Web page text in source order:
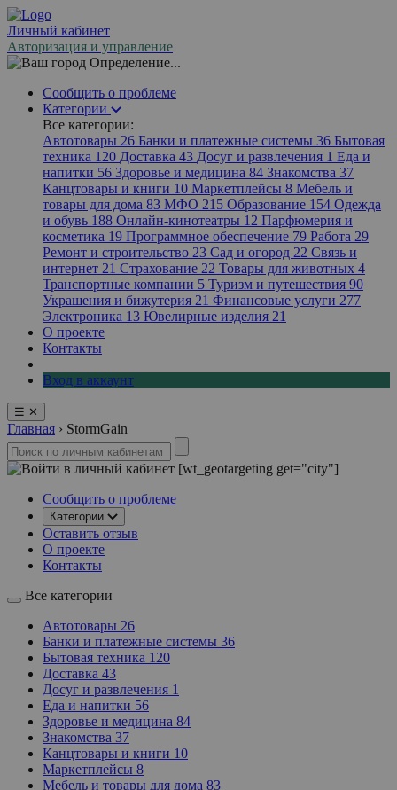
Личный кабинет
Авторизация и управление
Определение...
Сообщить о проблеме
Категории
Все категории:
Автотовары 26 Банки и платежные системы 36 Бытовая
техника 120 Доставка 43 Досуг и развлечения 1 Еда и
напитки 56 Здоровье и медицина 84 Знакомства 37
Канцтовары и книги 10 Маркетплейсы 8 Мебель и
товары для дома 83 МФО 215 Образование 154 Одежда
и обувь 188 Онлайн-кинотеатры 12 Парфюмерия и
косметика 19 Программное обеспечение 79 Работа 29
Ремонт и строительство 23 Сад и огород 22 Связь и
интернет 21 Страхование 22 Товары для животных 4
Транспортные компании 5 Туризм и путешествия 90
Украшения и бижутерия 21 Финансовые услуги 277
Электроника 13 Ювелирные изделия 21
О проекте
Контакты
Вход в аккаунт
☰ ✕
Главная › StormGain
[wt_geotargeting get="city"]
Сообщить о проблеме
Категории
Оставить отзыв
О проекте
Контакты
Все категории
Автотовары 26
Банки и платежные системы 36
Бытовая техника 120
Доставка 43
Досуг и развлечения 1
Еда и напитки 56
Здоровье и медицина 84
Знакомства 37
Канцтовары и книги 10
Маркетплейсы 8
Мебель и товары для дома 83